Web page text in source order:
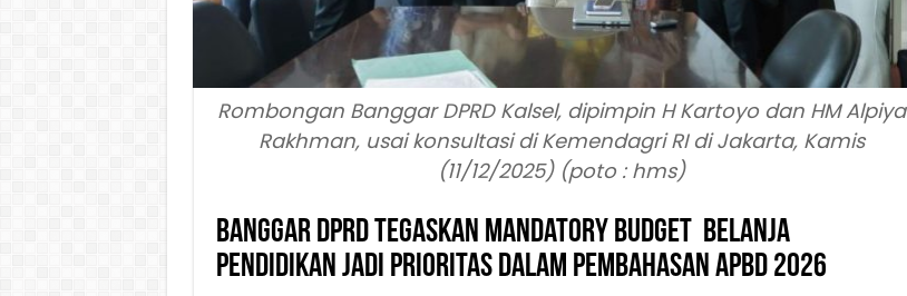
Rombongan Banggar DPRD Kalsel, dipimpin H Kartoyo dan HM Alpiya
Rakhman, usai konsultasi di Kemendagri RI di Jakarta, Kamis
(11/12/2025) (poto : hms)
Banggar DPRD Tegaskan Mandatory Budget Belanja
Pendidikan Jadi Prioritas Dalam Pembahasan APBD 2026